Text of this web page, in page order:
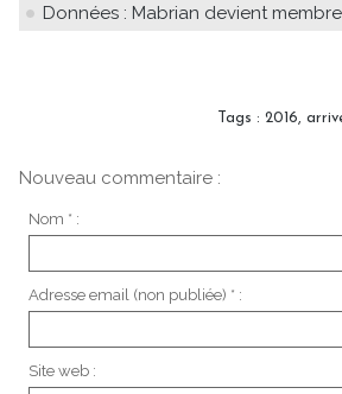
Données : Mabrian devient
Tags : 2016,
Nouveau commentaire :
Nom * :
Adresse email (non publiée) * :
Site web :